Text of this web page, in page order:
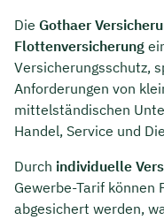
Kontakt
Die Gothaer
Flottenversicherung
Versicherungsschutz,
Anforderungen von
mittelständischen
Handel, Service und
Durch individuelle
Gewerbe-Tarif können
abgesichert werden,